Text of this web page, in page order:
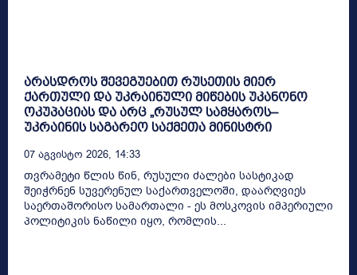
არასდროს შევეგუებით რუსეთის მიერ
ქართული და უკრაინული მიწების უკანონო
ოკუპაციას და არც „რუსულ სამყაროს–
უკრაინის საგარეო საქმეთა მინისტრი
07 Აგვისტო 2026, 14:33
თვრამეტი წლის წინ, რუსული ძალები სასტიკად
შეიჭრნენ სუვერენულ საქართველოში, დაარღვიეს
საერთაშორისო სამართალი - ეს მოსკოვის იმპერიული
პოლიტიკის ნაწილი იყო, რომლის...